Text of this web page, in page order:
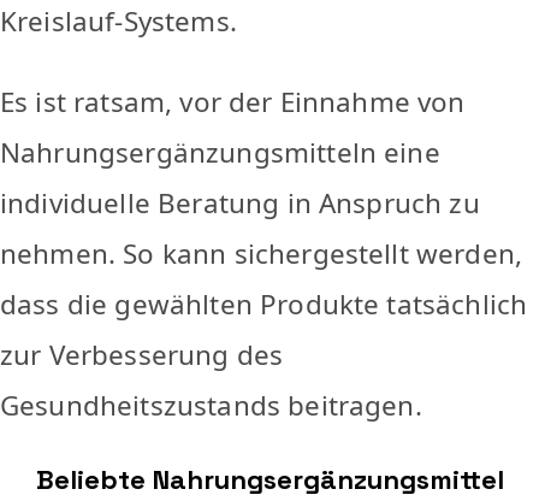
Kreislauf-Systems.
Es ist ratsam, vor der Einnahme von
Nahrungsergänzungsmitteln eine
individuelle Beratung in Anspruch zu
nehmen. So kann sichergestellt werden,
dass die gewählten Produkte tatsächlich
zur Verbesserung des
Gesundheitszustands beitragen.
Beliebte Nahrungsergänzungsmittel